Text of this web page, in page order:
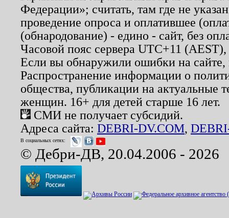
Федерации»; считать, там где не
проведение опроса и оплатившее
(обнародование) - едино - сайт, без
Часовой пояс сервера UTC+11
Если вы обнаружили ошибки на
Распространение информации о
общества, публикации на актуальные
женщин. 16+ для детей старше 16 лет.
СМИ не получает субсидий.
Адреса сайта: DEBRI-DV.COM,
В социальных сетях:
© Дебри-ДВ, 20.04.2006 - 2026